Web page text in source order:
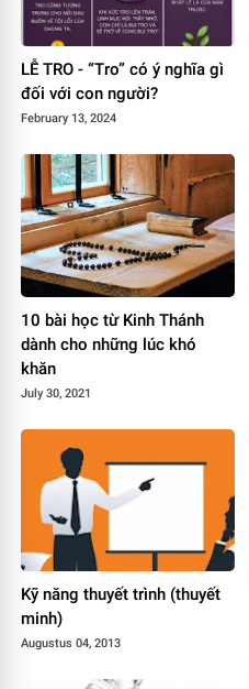
LỄ TRO - “Tro” có ý nghĩa gì
đối với con người?
February 13, 2024
10 bài học từ Kinh Thánh
dành cho những lúc khó
khăn
July 30, 2021
Kỹ năng thuyết trình (thuyết
minh)
Augustus 04, 2013